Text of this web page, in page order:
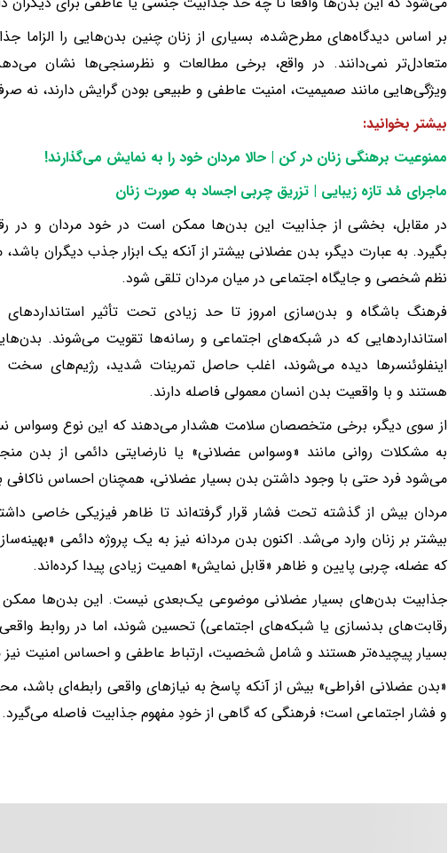
بر اساس دیدگاه‌های مطرح‌شده، بسیاری از زنان چنین بدن‌هایی را الزاما
متعادل‌تر نمی‌دانند. در واقع، برخی مطالعات و نظرسنجی‌ها نشان
ویژگی‌هایی مانند صمیمیت، امنیت عاطفی و طبیعی بودن گرایش دارند، نه
بیشتر بخوانید:
ممنوعیت برهنگی زنان در کن | حالا مردان خود را به نمایش می‌گذارند!
ماجرای مُد تازه زیبایی | تزریق چربی اجساد به صورت زنان
در مقابل، بخشی از جذابیت این بدن‌ها ممکن است در خود مردان و در
بگیرد. به عبارت دیگر، بدن عضلانی بیشتر از آنکه یک ابزار جذب دیگران
نظم شخصی و جایگاه اجتماعی در میان مردان تلقی شود.
فرهنگ باشگاه و بدن‌سازی امروز تا حد زیادی تحت تأثیر استانداردهای
استانداردهایی که در شبکه‌های اجتماعی و رسانه‌ها تقویت می‌شوند.
اینفلوئنسرها دیده می‌شوند، اغلب حاصل تمرینات شدید، رژیم‌های
هستند و با واقعیت بدن انسان معمولی فاصله دارند.
از سوی دیگر، برخی متخصصان سلامت هشدار می‌دهند که این نوع وسواس
به مشکلات روانی مانند «وسواس عضلانی» یا نارضایتی دائمی از بدن
می‌شود فرد حتی با وجود داشتن بدن بسیار عضلانی، همچنان احساس ناکافی
مردان بیش از گذشته تحت فشار قرار گرفته‌اند تا ظاهر فیزیکی خاصی
بیشتر بر زنان وارد می‌شد. اکنون بدن مردانه نیز به یک پروژه دائمی
که عضله، چربی پایین و ظاهر «قابل نمایش» اهمیت زیادی پیدا کرده‌اند.
جذابیت بدن‌های بسیار عضلانی موضوعی یک‌بعدی نیست. این بدن‌ها
رقابت‌های بدنسازی یا شبکه‌های اجتماعی) تحسین شوند، اما در روابط
بسیار پیچیده‌تر هستند و شامل شخصیت، ارتباط عاطفی و احساس امنیت
«بدن عضلانی افراطی» بیش از آنکه پاسخ به نیازهای واقعی رابطه‌ای
و فشار اجتماعی است؛ فرهنگی که گاهی از خودِ مفهوم جذابیت فاصله می‌گیرد.